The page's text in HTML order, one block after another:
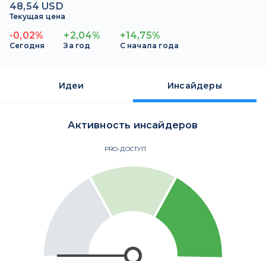
48,54 USD
Текущая цена
-0,02%
Сегодня
+2,04%
За год
+14,75%
С начала года
Идеи Инсайдеры
Активность инсайдеров
PRO-ДОСТУП